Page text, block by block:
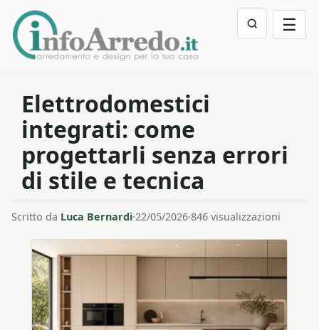
☰
Elettrodomestici
integrati: come
progettarli senza errori
di stile e tecnica
Scritto da Luca Bernardi·22/05/2026·846 visualizzazioni